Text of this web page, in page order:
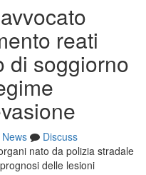
reati
di soggiorno
News
Discuss
nato da polizia stradale
delle lesioni